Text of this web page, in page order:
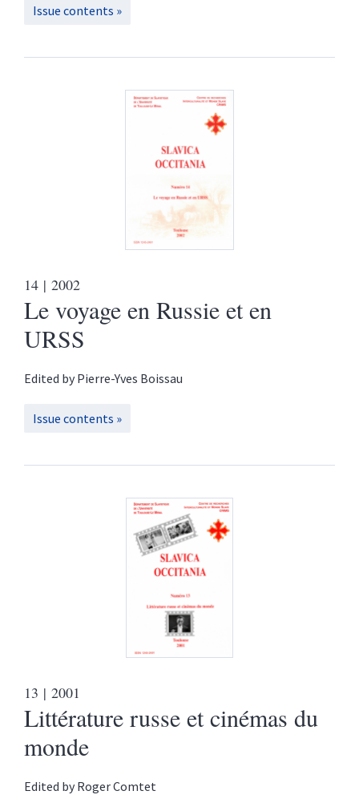
Issue contents
14 | 2002
Le voyage en Russie et en
URSS
Edited by Pierre-Yves Boissau
Issue contents
13 | 2001
Littérature russe et cinémas du
monde
Edited by RogerComtet